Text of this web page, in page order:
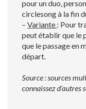
pour un duo,
circlesong à la fin
– Variante : Pour
peut établir que le
que le passage en
départ.
Source : sources
connaissez d’autres